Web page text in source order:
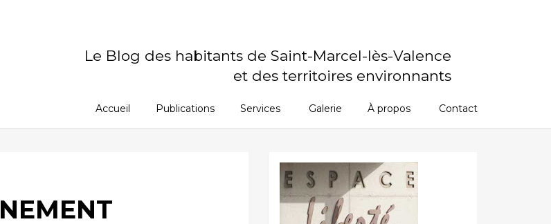
Le Blog des habitants de Saint-Marcel-lès-Valence
et des territoires environnants
Accueil Publications Services Galerie À propos Contact